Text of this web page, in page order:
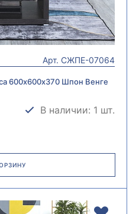
Арт. СЖПЕ-07064
600х600х370 Шпон Венге
В наличии: 1 шт.